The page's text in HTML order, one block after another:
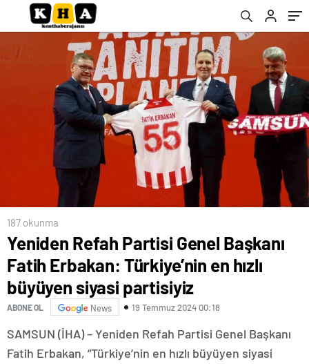
partisiyiz
187 okunma
Yeniden Refah Partisi Genel Başkanı
Fatih Erbakan: Türkiye’nin en hızlı
büyüyen siyasi partisiyiz
ABONE OL News 19 Temmuz 2024 00:18
SAMSUN (İHA) – Yeniden Refah Partisi Genel Başkanı
Fatih Erbakan, “Türkiye’nin en hızlı büyüyen siyasi